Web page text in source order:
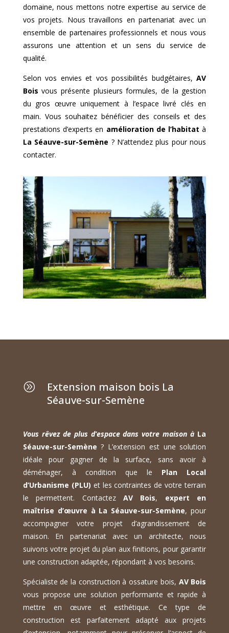
domaine, nous mettons notre expertise au service de
vos projets. Nous travaillons en partenariat avec un
ensemble de partenaires professionnels et nous vous
assurons une attention et un sens du service de
qualité.
Selon vos envies et vos possibilités budgétaires,AV
Bois vous présente plusieurs formules, de la gestion
du gros œuvre uniquement à l’espace livré clés en
main. Vous souhaitez bénéficier des conseils et des
prestations d’experts en amélioration de l’habitat à
La Séauve-sur-Semène ? N’attendez plus pour nous
contacter.
A
Extension maison bois La
Séauve-sur-Semène
Vous rêvez de plus d’espace dans votre maison à La
Séauve-sur-Semène ? L’extension est une solution
idéale pour gagner de la surface, sans avoir à
déménager, à condition que le Plan Local
d’Urbanisme (PLU) et les contraintes de votre terrain
le permettent. Contactez AV Bois, expert en
maîtrise d’œuvre à La Séauve-sur-Semène, pour
accompagner votre projet d’agrandissement de
maison. En partenariat avec un architecte, nous
suivons votre projet du plan aux finitions, pour garantir
une construction adaptée, répondant à vos besoins.
Spécialiste de la construction à ossature bois, AV Bois
vous propose une solution performante et rapide à
mettre en œuvre et esthétique. Ce type de
construction est parfaitement adapté aux projets